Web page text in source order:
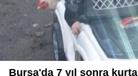
Bursa'da 7 yıl sonra